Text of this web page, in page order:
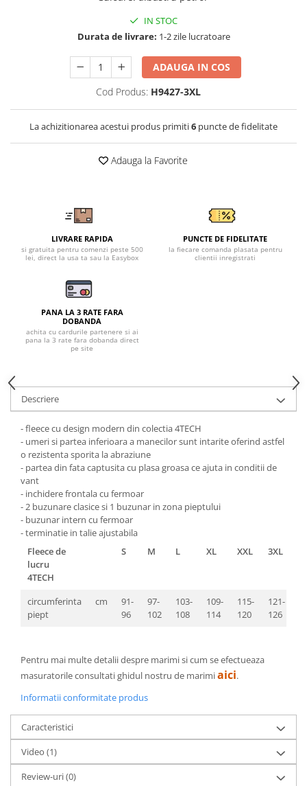
Combinezoane de lucru
Costume de ploaie impermeabile
Jachete / Bluze salopeta
Pantaloni impermeabili
Pelerine de ploaie
Pantaloni de lucru
Sorturi impermeabile
Pantaloni de lucru in talie
Jachete pentru sudura
Pantaloni de protectie
Sorturi
Pentru copii
Veste de lucru
Pentru femei
Bluze pentru femei
Fleece-uri
Halate
Jachete / Bluze salopeta
Pantaloni de lucru cu pieptar
Pantaloni de lucru in talie
Tricouri polo
Veste de lucru
IN STOC
Durata de livrare: 1-2 zile lucratoare
ADAUGA IN COS
Cod Produs: H9427-3XL
La achizitionarea acestui produs primiti6 puncte de fidelitate
Adauga la Favorite
LIVRARE RAPIDA
si gratuita pentru comenzi peste 500
lei, direct la usa ta sau la Easybox
PUNCTE DE FIDELITATE
la fiecare comanda plasata pentru
clientii inregistrati
PANA LA 3 RATE FARA
DOBANDA
achita cu cardurile partenere si ai
pana la 3 rate fara dobanda direct
pe site
Descriere
- fleece cu design modern din colectia 4TECH
- umeri si partea inferioara a manecilor sunt intarite oferind astfel
o rezistenta sporita la abraziune
- partea din fata captusita cu plasa groasa ce ajuta in conditii de
vant
- inchidere frontala cu fermoar
- 2 buzunare clasice si 1 buzunar in zona pieptului
- buzunar intern cu fermoar
- terminatie in talie ajustabila
Fleece de
lucru
4TECH
S M L XL XXL 3XL
circumferinta
piept
cm
91-
96
97-
102
103-
108
109-
114
115-
120
121-
126
Pentru mai multe detalii despre marimi si cum se efectueaza
masuratorile consultati ghidul nostru de marimiaici.
Informatii conformitate produs
Caracteristici
Video (1)
Review-uri(0)